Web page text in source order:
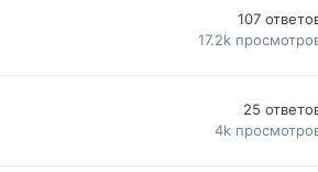
107
17.2k
25
4k